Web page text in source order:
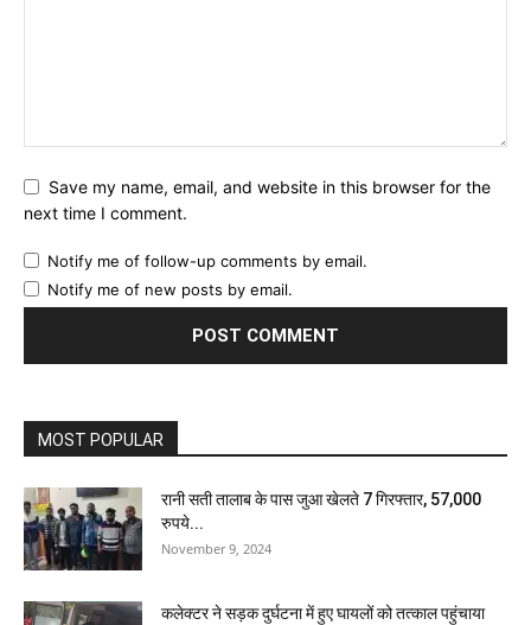
Save my name, email, and website in this browser for the
next time I comment.
Notify me of follow-up comments by email.
Notify me of new posts by email.
MOST POPULAR
रानी सती तालाब के पास जुआ खेलते 7 गिरफ्तार, 57,000
रुपये...
November 9, 2024
कलेक्टर ने सड़क दुर्घटना में हुए घायलों को तत्काल पहुंचाया